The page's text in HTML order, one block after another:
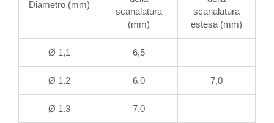
Diametro (mm)
scanalatura
(mm)
scanalatura
estesa (mm)
Ø 1,1 6,5
Ø 1.2 6.0 7,0
Ø 1.3 7,0